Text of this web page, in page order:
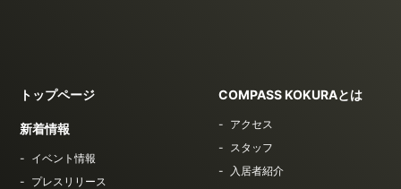
トップページ
新着情報
イベント情報
プレスリリース
COMPASS KOKURAとは
アクセス
スタッフ
入居者紹介